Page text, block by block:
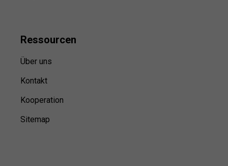
Ressourcen
Über uns
Kontakt
Kooperation
Sitemap